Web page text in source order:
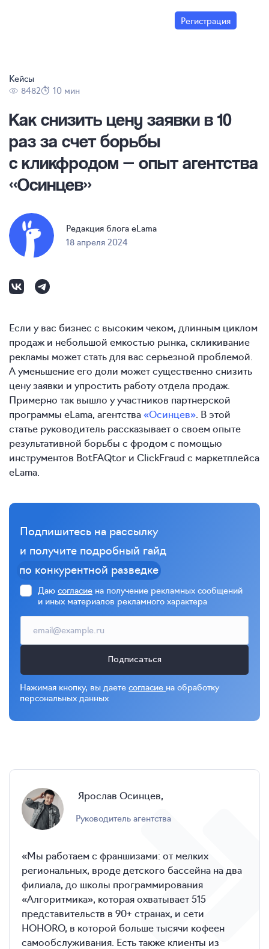
Регистрация
Кейсы
8482
10 мин
Как снизить цену заявки в 10
раз за счет борьбы
с кликфродом — опыт агентства
«Осинцев»
Редакция блога eLama
18 апреля 2024
Если у вас бизнес с высоким чеком, длинным циклом
продаж и небольшой емкостью рынка, скликивание
рекламы может стать для вас серьезной проблемой.
А уменьшение его доли может существенно снизить
цену заявки и упростить работу отдела продаж.
Примерно так вышло у участников партнерской
программы eLama, агентства«Осинцев» . В этой
статье руководитель рассказывает о своем опыте
результативной борьбы с фродом с помощью
инструментов BotFAQtor и ClickFraud с маркетплейса
eLama.
Подпишитесь на рассылку
и получите подробный гайд
по конкурентной разведке
Даю согласие на получение рекламных сообщений
и иных материалов рекламного характера
Подписаться
Нажимая кнопку, вы даете согласие на обработку
персональных данных
Ярослав Осинцев,
руководитель агентства
«Мы работаем с франшизами: от мелких
региональных, вроде детского бассейна на два
филиала, до школы программирования
«Алгоритмика», которая охватывает 515
представительств в 90+ странах, и сети
HOHORO, в которой больше тысячи кофеен
самообслуживания. Есть также клиенты из